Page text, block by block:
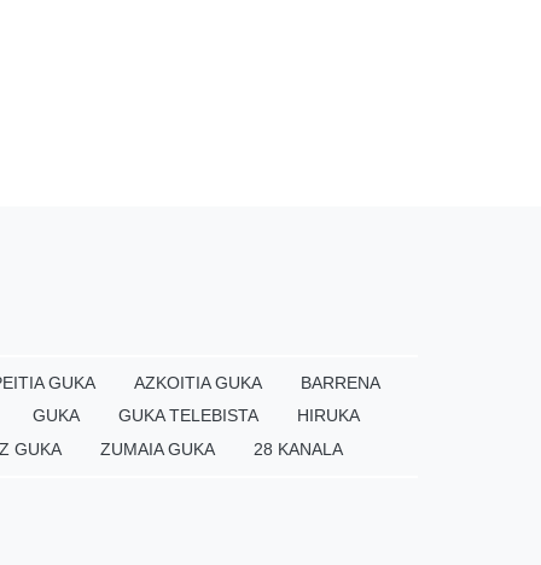
GUKA AZKOITIA GUKA
BARRENA
GUKA GUKA TELEBISTA
HIRUKA
GUKA ZUMAIA GUKA 28 KANALA